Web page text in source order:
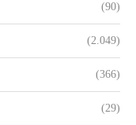
(90)
(2.049)
(366)
(29)